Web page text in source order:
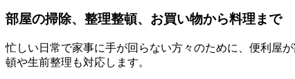
部屋の掃除、整理整頓、お買い物から料理まで
忙しい日常で家事に手が回らない方々のために、便利屋
頓や生前整理も対応します。